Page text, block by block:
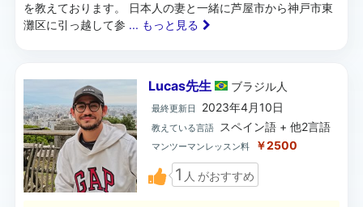
を教えております。 日本人の妻と一緒に芦屋市から神戸市東
灘区に引っ越して参 ... もっと見る
Lucas先生 ブラジル人
最終更新日 2023年4月10日
教えている言語 スペイン語 + 他2言語
マンツーマンレッスン料 ￥2500
1 人 がおすすめ